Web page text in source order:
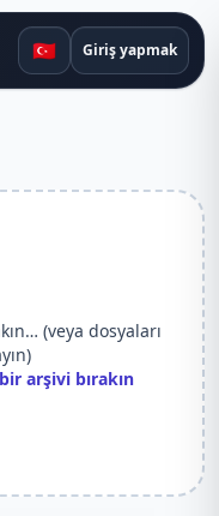
🇹🇷 Giriş yapmak
(veya dosyaları
arşivi bırakın